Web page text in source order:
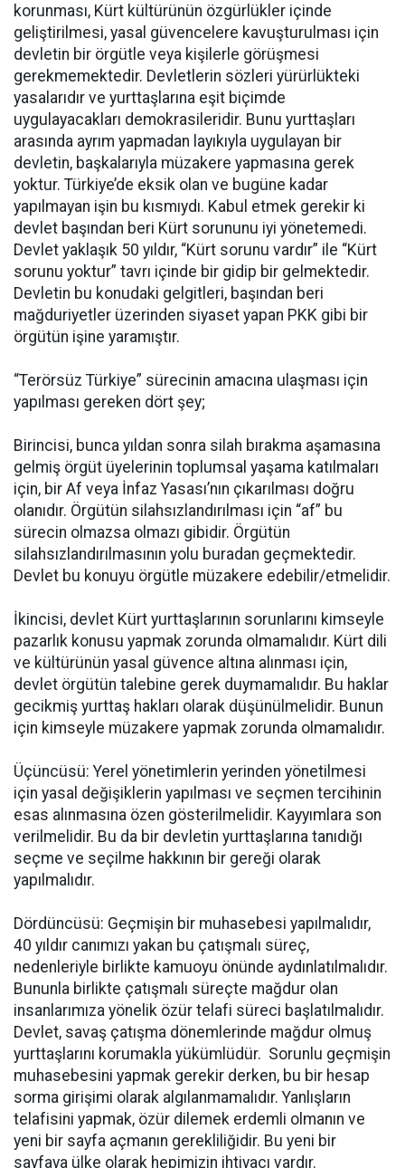
korunması, Kürt kültürünün özgürlükler içinde
geliştirilmesi, yasal güvencelere kavuşturulması için
devletin bir örgütle veya kişilerle görüşmesi
gerekmemektedir. Devletlerin sözleri yürürlükteki
yasalarıdır ve yurttaşlarına eşit biçimde
uygulayacakları demokrasileridir. Bunu yurttaşları
arasında ayrım yapmadan layıkıyla uygulayan bir
devletin, başkalarıyla müzakere yapmasına gerek
yoktur. Türkiye’de eksik olan ve bugüne kadar
yapılmayan işin bu kısmıydı. Kabul etmek gerekir ki
devlet başından beri Kürt sorununu iyi yönetemedi.
Devlet yaklaşık 50 yıldır, “Kürt sorunu vardır” ile “Kürt
sorunu yoktur” tavrı içinde bir gidip bir gelmektedir.
Devletin bu konudaki gelgitleri, başından beri
mağduriyetler üzerinden siyaset yapan PKK gibi bir
örgütün işine yaramıştır.
“Terörsüz Türkiye” sürecinin amacına ulaşması için
yapılması gereken dört şey;
Birincisi, bunca yıldan sonra silah bırakma aşamasına
gelmiş örgüt üyelerinin toplumsal yaşama katılmaları
için, bir Af veya İnfaz Yasası’nın çıkarılması doğru
olanıdır. Örgütün silahsızlandırılması için “af” bu
sürecin olmazsa olmazı gibidir. Örgütün
silahsızlandırılmasının yolu buradan geçmektedir.
Devlet bu konuyu örgütle müzakere edebilir/etmelidir.
İkincisi, devlet Kürt yurttaşlarının sorunlarını kimseyle
pazarlık konusu yapmak zorunda olmamalıdır. Kürt dili
ve kültürünün yasal güvence altına alınması için,
devlet örgütün talebine gerek duymamalıdır. Bu haklar
gecikmiş yurttaş hakları olarak düşünülmelidir. Bunun
için kimseyle müzakere yapmak zorunda olmamalıdır.
Üçüncüsü: Yerel yönetimlerin yerinden yönetilmesi
için yasal değişiklerin yapılması ve seçmen tercihinin
esas alınmasına özen gösterilmelidir. Kayyımlara son
verilmelidir. Bu da bir devletin yurttaşlarına tanıdığı
seçme ve seçilme hakkının bir gereği olarak
yapılmalıdır.
Dördüncüsü: Geçmişin bir muhasebesi yapılmalıdır,
40 yıldır canımızı yakan bu çatışmalı süreç,
nedenleriyle birlikte kamuoyu önünde aydınlatılmalıdır.
Bununla birlikte çatışmalı süreçte mağdur olan
insanlarımıza yönelik özür telafi süreci başlatılmalıdır.
Devlet, savaş çatışma dönemlerinde mağdur olmuş
yurttaşlarını korumakla yükümlüdür. Sorunlu geçmişin
muhasebesini yapmak gerekir derken, bu bir hesap
sorma girişimi olarak algılanmamalıdır. Yanlışların
telafisini yapmak, özür dilemek erdemli olmanın ve
yeni bir sayfa açmanın gerekliliğidir. Bu yeni bir
sayfaya ülke olarak hepimizin ihtiyacı vardır.